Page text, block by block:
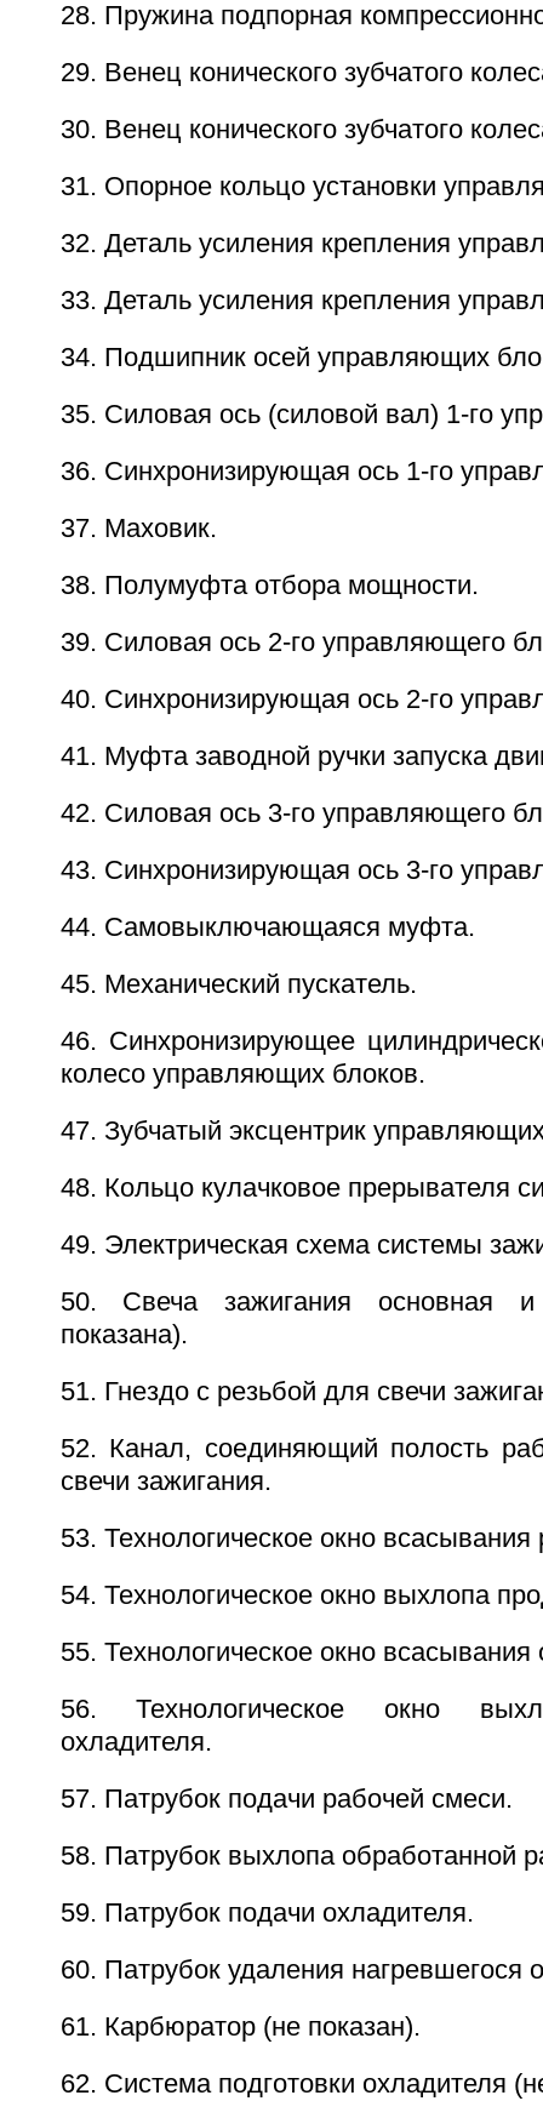
28. Пружина подпорная
29. Венец конического зубчатого
30. Венец конического зубчатого
31. Опорное кольцо установки
32. Деталь усиления крепления
33. Деталь усиления крепления
34. Подшипник осей управляющих
35. Силовая ось (силовой вал) 1-го
36. Синхронизирующая ось 1-го
37. Маховик.
38. Полумуфта отбора мощности.
39. Силовая ось 2-го управляющего
40. Синхронизирующая ось 2-го
41. Муфта заводной ручки запуска
42. Силовая ось 3-го управляющего
43. Синхронизирующая ось 3-го
44. Самовыключающаяся муфта.
45. Механический пускатель.
46. Синхронизирующее
колесо управляющих блоков.
47. Зубчатый эксцентрик
48. Кольцо кулачковое прерывателя
49. Электрическая схема системы
50. Свеча зажигания основная
показана).
51. Гнездо с резьбой для свечи
52. Канал, соединяющий полость
свечи зажигания.
53. Технологическое окно
54. Технологическое окно выхлопа
55. Технологическое окно всасывания
56. Технологическое окно
охладителя.
57. Патрубок подачи рабочей смеси.
58. Патрубок выхлопа обработанной
59. Патрубок подачи охладителя.
60. Патрубок удаления нагревшегося
61. Карбюратор (не показан).
62. Система подготовки охладителя